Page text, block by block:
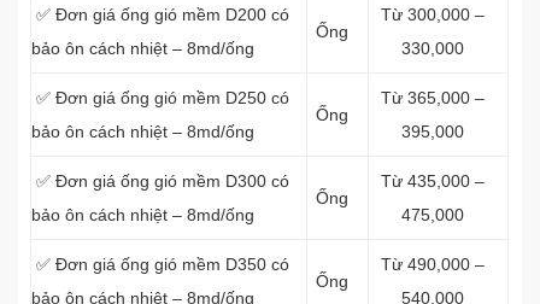
✅ Đơn giá ống gió mềm D200 có
bảo ôn cách nhiệt – 8md/ống
Ống
Từ 300,000 –
330,000
✅ Đơn giá ống gió mềm D250 có
bảo ôn cách nhiệt – 8md/ống
Ống
Từ 365,000 –
395,000
✅ Đơn giá ống gió mềm D300 có
bảo ôn cách nhiệt – 8md/ống
Ống
Từ 435,000 –
475,000
✅ Đơn giá ống gió mềm D350 có
bảo ôn cách nhiệt – 8md/ống
Ống
Từ 490,000 –
540,000